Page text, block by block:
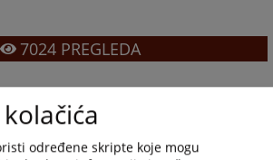
7024PREGLEDA
određene skripte koje mogu